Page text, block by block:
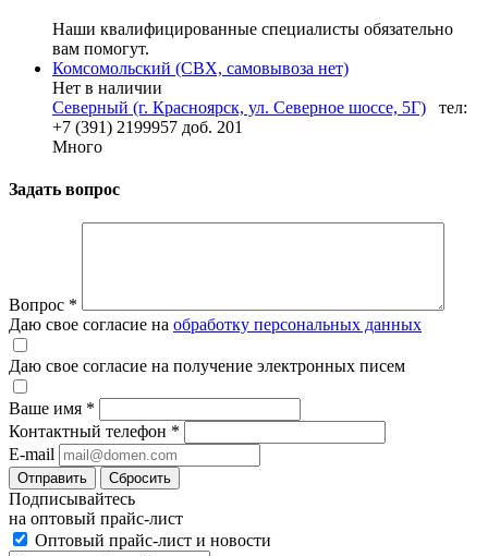
Наши квалифицированные специалисты обязательно
вам помогут.
Комсомольский (СВХ, самовывоза нет)
Нет в наличии
Северный (г. Красноярск, ул. Северное шоссе, 5Г)
тел:
+7 (391) 2199957 доб. 201
Много
Задать вопрос
Вопрос *
Даю свое согласие на обработку персональных данных
Даю свое согласие на получение электронных писем
Ваше имя *
Контактный телефон *
E-mail
Отправить Сбросить
Подписывайтесь
на оптовый прайс-лист
Оптовый прайс-лист и новости